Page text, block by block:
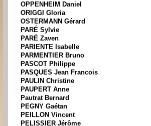
OPPENHEIM Daniel
ORIGGI Gloria
OSTERMANN Gérard
PARÉ Sylvie
PARÉ Zaven
PARIENTE Isabelle
PARMENTIER Bruno
PASCOT Philippe
PASQUES Jean Francois
PAULIN Christine
PAUPERT Anne
Pautrat Bernard
PEGNY Gaétan
PEILLON Vincent
PELISSIER Jérôme